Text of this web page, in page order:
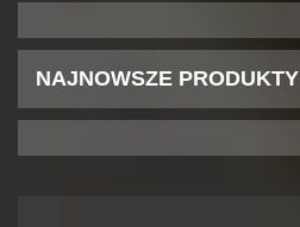
NAJNOWSZE PRODUKTY